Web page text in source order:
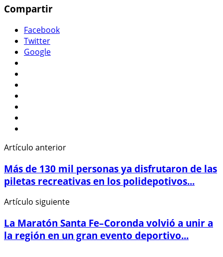
Compartir
Facebook
Twitter
Google
Artículo anterior
Más de 130 mil personas ya disfrutaron de las
piletas recreativas en los polidepotivos...
Artículo siguiente
La Maratón Santa Fe–Coronda volvió a unir a
la región en un gran evento deportivo...